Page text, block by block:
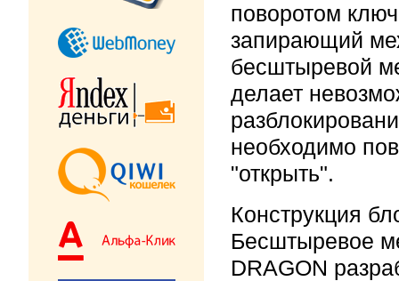
поворотом
запирающий
бесштыревой
делает
необходимо
"открыть".
Конструкция
Бесштыревое
DRAGON